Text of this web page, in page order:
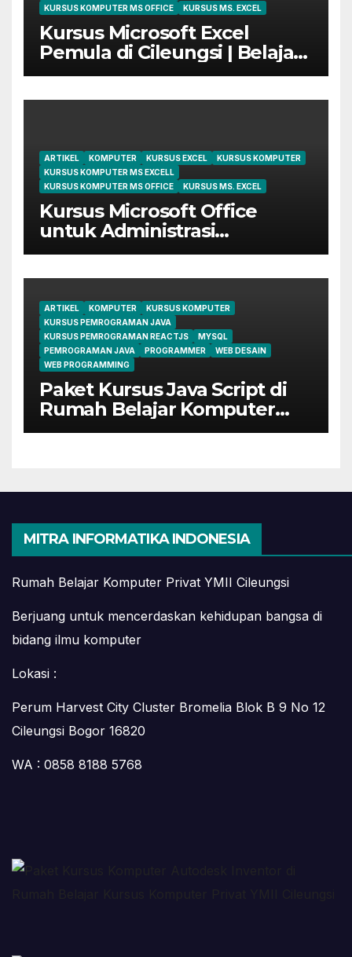
KURSUS KOMPUTER MS OFFICE
KURSUS MS. EXCEL
Kursus Microsoft Excel
Pemula di Cileungsi | Belajar
dari Dasar Sampai Mahir
ARTIKEL KOMPUTER KURSUS EXCEL
KURSUS KOMPUTER
KURSUS KOMPUTER MS EXCELL
KURSUS KOMPUTER MS OFFICE
KURSUS MS. EXCEL
Kursus Microsoft Office
untuk Administrasi
Perkantoran di Cileungsi
ARTIKEL KOMPUTER
KURSUS KOMPUTER
KURSUS PEMROGRAMAN JAVA
KURSUS PEMROGRAMAN REACTJS
MYSQL
PEMROGRAMAN JAVA
PROGRAMMER
WEB DESAIN
WEB PROGRAMMING
Paket Kursus Java Script di
Rumah Belajar Komputer
YMII Cileungsi
MITRA INFORMATIKA INDONESIA
Rumah Belajar Komputer Privat YMII Cileungsi
Berjuang untuk mencerdaskan kehidupan bangsa di
bidang ilmu komputer
Lokasi :
Perum Harvest City Cluster Bromelia Blok B 9 No 12
Cileungsi Bogor 16820
WA : 0858 8188 5768